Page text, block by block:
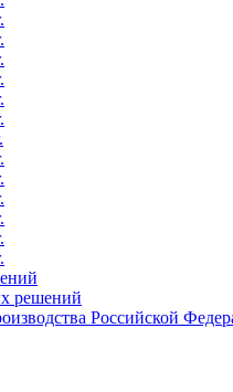
решений
Российской